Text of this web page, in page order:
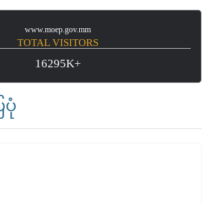
www.moep.gov.mm
TOTAL VISITORS
16295K+
ပုံ